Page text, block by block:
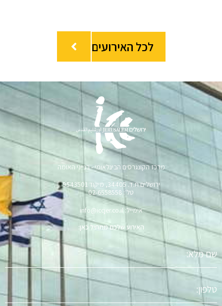
לכל האירועים
מרכז הקונגרסים הבינלאומי - בנייני האומה
ירושלים ת.ד. 34405, מיקוד 9543501
טל׳: 02-6558558
אימייל: info@iccjer.co.il
האירוע שלכם מתחיל כאן:
מלא
טלפון